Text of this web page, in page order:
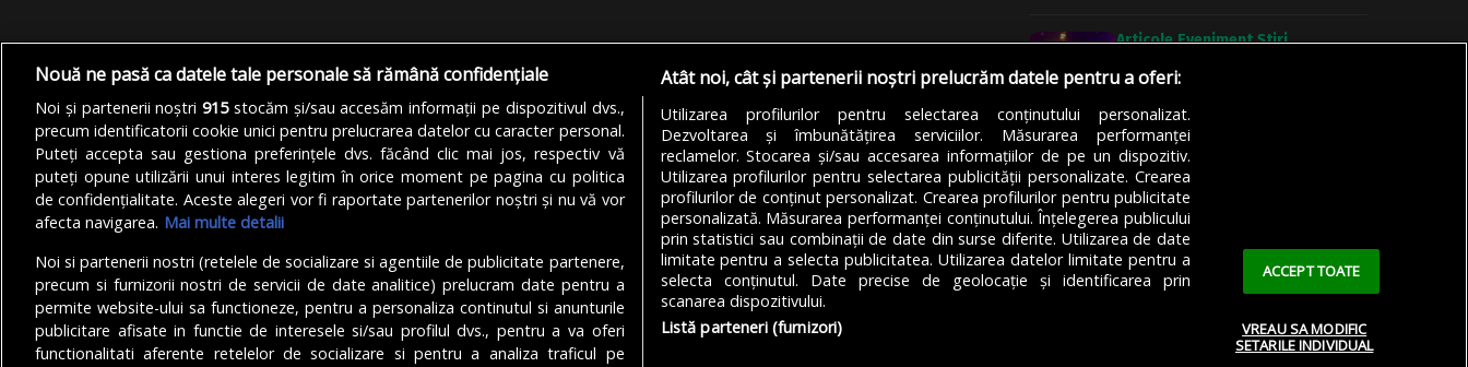
Articole Eveniment Știri
Amenzi de peste 30.000 de
lei pentru drifturi și curse de
stradă în județul Ilfov. Brigada
Rutieră continuă controalele
08/08/2026
MODIFICĂ SETĂRILE COOKIES
Nouă ne pasă ca datele tale personale să rămână confidențiale
Noi și partenerii noștri915stocăm și/sau accesăm informații pe dispozitivul dvs.,
precum identificatorii cookie unici pentru prelucrarea datelor cu caracter personal.
Puteți accepta sau gestiona preferințele dvs. făcând clic mai jos, respectiv vă
puteți opune utilizării unui interes legitim în orice moment pe pagina cu politica
de confidențialitate. Aceste alegeri vor fi raportate partenerilor noștri și nu vă vor
afecta navigarea. Mai multe detalii
Noi si partenerii nostri (retelele de socializare si agentiile de publicitate partenere,
precum si furnizorii nostri de servicii de date analitice) prelucram date pentru a
permite website-ului sa functioneze, pentru a personaliza continutul si anunturile
publicitare afisate in functie de interesele si/sau profilul dvs., pentru a va oferi
functionalitati aferente retelelor de socializare si pentru a analiza traficul pe
Atât noi, cât și partenerii noștri prelucrăm datele pentru a oferi:
Utilizarea profilurilor pentru selectarea conținutului personalizat.
Dezvoltarea și îmbunătățirea serviciilor. Măsurarea performanței
reclamelor. Stocarea și/sau accesarea informațiilor de pe un dispozitiv.
Utilizarea profilurilor pentru selectarea publicității personalizate. Crearea
profilurilor de conținut personalizat. Crearea profilurilor pentru publicitate
personalizată. Măsurarea performanței conținutului. Înțelegerea publicului
prin statistici sau combinații de date din surse diferite. Utilizarea de date
limitate pentru a selecta publicitatea. Utilizarea datelor limitate pentru a
selecta conținutul. Date precise de geolocație și identificarea prin
scanarea dispozitivului.
Listă parteneri (furnizori)
ACCEPT TOATE
VREAU SA MODIFIC
SETARILE INDIVIDUAL